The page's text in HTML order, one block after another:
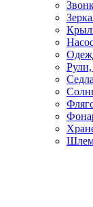
Седла